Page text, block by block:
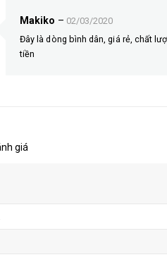
Makiko – 02/03/2020
Đây là dòng bình dân, giá rẻ, chất
tiền
giá